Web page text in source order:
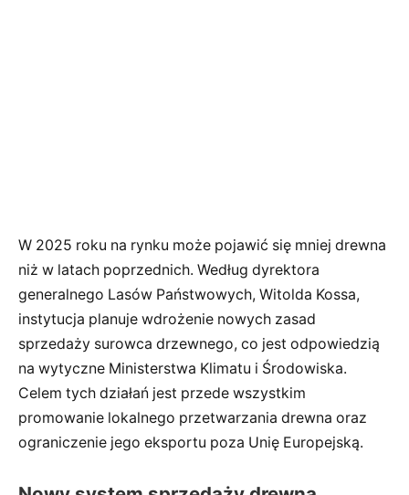
W 2025 roku na rynku może pojawić się mniej drewna
niż w latach poprzednich. Według dyrektora
generalnego Lasów Państwowych, Witolda Kossa,
instytucja planuje wdrożenie nowych zasad
sprzedaży surowca drzewnego, co jest odpowiedzią
na wytyczne Ministerstwa Klimatu i Środowiska.
Celem tych działań jest przede wszystkim
promowanie lokalnego przetwarzania drewna oraz
ograniczenie jego eksportu poza Unię Europejską.